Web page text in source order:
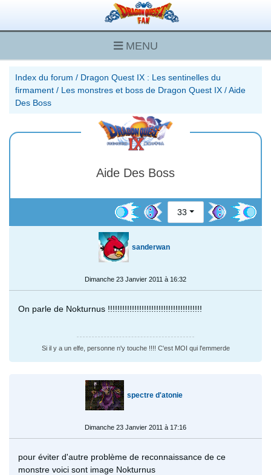
MENU
Index du forum / Dragon Quest IX : Les sentinelles du
firmament / Les monstres et boss de Dragon Quest IX /Aide
Des Boss
Aide Des Boss
33
sanderwan
Dimanche 23 Janvier 2011 à 16:32
On parle de Nokturnus !!!!!!!!!!!!!!!!!!!!!!!!!!!!!!!!!!!!!!!
Si il y a un elfe, personne n'y touche !!!! C'est MOI qui l'emmerde
spectre d'atonie
Dimanche 23 Janvier 2011 à 17:16
pour éviter d'autre problème de reconnaissance de ce
monstre voici sont image Nokturnus